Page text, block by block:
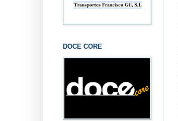
DOCE CORE